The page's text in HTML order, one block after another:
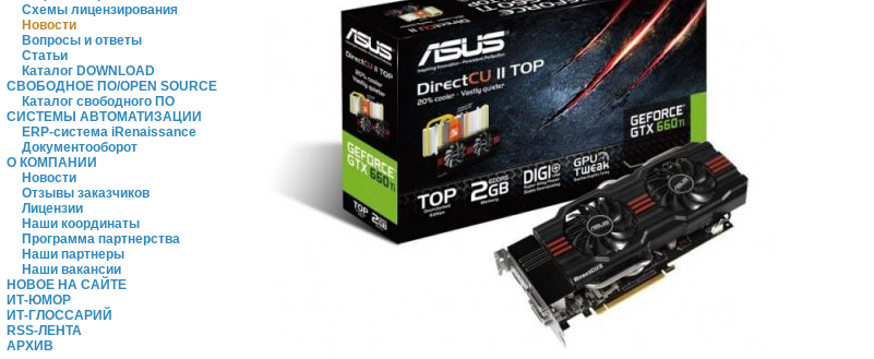
Схемы лицензирования
Новости
Вопросы и ответы
Статьи
Каталог DOWNLOAD
СВОБОДНОЕ ПО/OPEN SOURCE
Каталог свободного ПО
СИСТЕМЫ АВТОМАТИЗАЦИИ
ERP-система iRenaissance
Документооборот
О КОМПАНИИ
Новости
Отзывы заказчиков
Лицензии
Наши координаты
Программа партнерства
Наши партнеры
Наши вакансии
НОВОЕ НА САЙТЕ
ИТ-ЮМОР
ИТ-ГЛОССАРИЙ
RSS-ЛЕНТА
АРХИВ